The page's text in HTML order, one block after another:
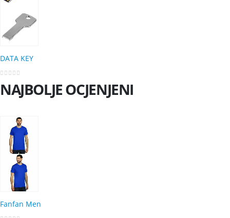
DATA KEY
NAJBOLJE OCJENJENI
Fanfan Men